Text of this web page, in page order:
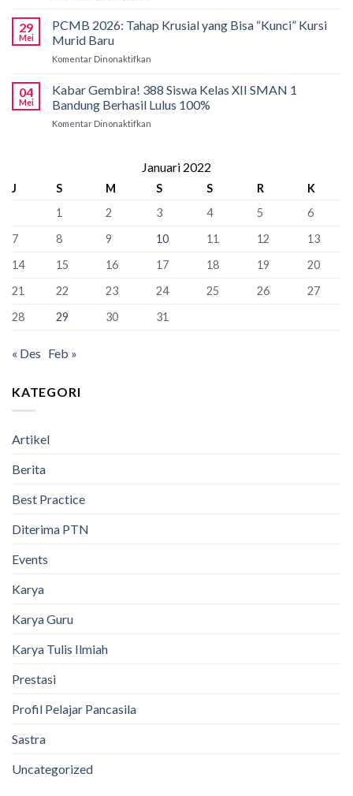
Biology
Kuota
Khusus
Sekolah
Penyangga
Semangat
Pancasila
Bandung:
Pancasila
Dunia!
29
Mei
PCMB 2026: Tahap Krusial yang Bisa “Kunci” Kursi
Murid Baru
Komentar Dinonaktifkan
2026:
Tahap
Krusial
Kursi
Baru
04
Mei
Kabar Gembira! 388 Siswa Kelas XII SMAN 1
Bandung Berhasil Lulus 100%
Komentar Dinonaktifkan
388
Kelas
SMAN
Bandung
Lulus
100%
Januari 2022
J S M S S R
K
1
2 3 4 5
6
7
8 9 10 11 12
13
14
15 16 17 18 19
20
21
22 23 24 25 26
27
28
29 30 31
« Des Feb »
KATEGORI
Artikel
Berita
Best Practice
Diterima PTN
Events
Karya
Karya Guru
Karya Tulis Ilmiah
Prestasi
Profil Pelajar Pancasila
Sastra
Uncategorized